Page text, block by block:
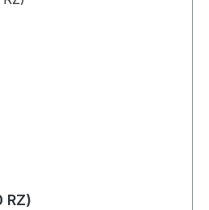
Fluidics 0.35 gph / 60° SF
RZ)